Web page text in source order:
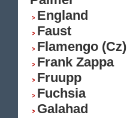
England
Faust
Flamengo (Cz)
Frank Zappa
Fruupp
Fuchsia
Galahad